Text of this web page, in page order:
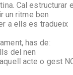
Cal estructurar
un ritme ben
a ells es tradueix
has de:
del nen
acte o gest